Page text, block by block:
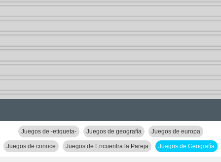
Juegos de -etiqueta- Juegos de geografía Juegos de europa
Juegos de conoce Juegos de Encuentra la Pareja Juegos de Geografía